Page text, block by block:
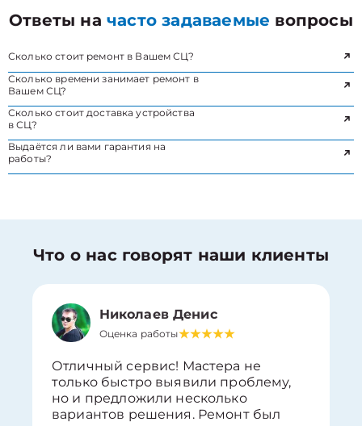
Ответы начасто задаваемые вопросы
Сколько стоит ремонт в Вашем СЦ?
Сколько времени занимает ремонт в
Вашем СЦ?
Сколько стоит доставка устройства
в СЦ?
Выдаётся ли вами гарантия на
работы?
Что о нас говорят наши клиенты
Николаев Денис
Оценка работы
Отличный сервис! Мастера не
только быстро выявили проблему,
но и предложили несколько
вариантов решения. Ремонт был